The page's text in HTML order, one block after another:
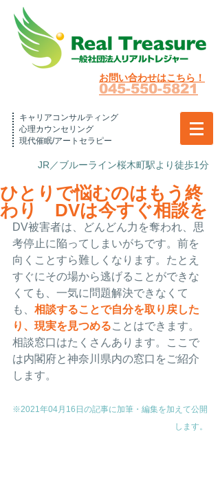
お問い合わせはこちら！
045-550-5821
キャリアコンサルティング
心理カウンセリング
現代催眠/アートセラピー
JR／ブルーライン桜木町駅より徒歩1分
ひとりで悩むのはもう終
わり DVは今すぐ相談を
DV被害者は、どんどん力を奪われ、思
考停止に陥ってしまいがちです。前を
向くことすら難しくなります。たとえ
すぐにその場から逃げることができな
くても、一気に問題解決できなくて
も、 相談することで自分を取り戻した
り、現実を見つめることはできます。
相談窓口はたくさんあります。ここで
は内閣府と神奈川県内の窓口をご紹介
します。
※2021年04月16日の記事に加筆・編集を加えて公開
します。